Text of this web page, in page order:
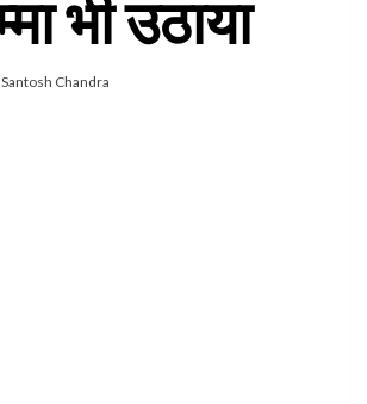
भी उठाया
Santosh Chandra